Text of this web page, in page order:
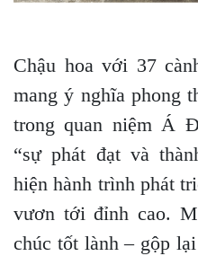
Chậu hoa với 37
mang ý nghĩa phong
trong quan niệm Á
“sự phát đạt và
hiện hành trình phát
vươn tới đỉnh cao.
chúc tốt lành – gộp